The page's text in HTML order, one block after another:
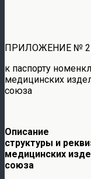
ПРИЛОЖЕНИЕ № 2
к паспорту
медицинских
союза
Описание
структуры и
медицинских
союза